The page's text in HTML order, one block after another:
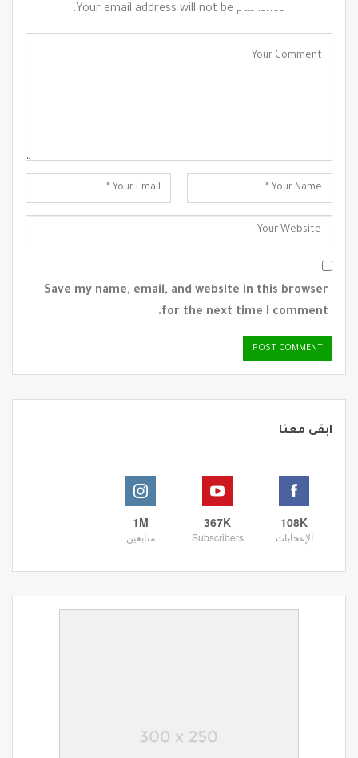
Your email address will not be published.
Save my name, email, and website in this browser
for the next time I comment.
ابقى معنا
108K
الإعجابات
367K
Subscribers
1M
متابعين